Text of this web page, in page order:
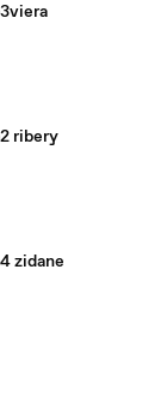
ribery
zidane